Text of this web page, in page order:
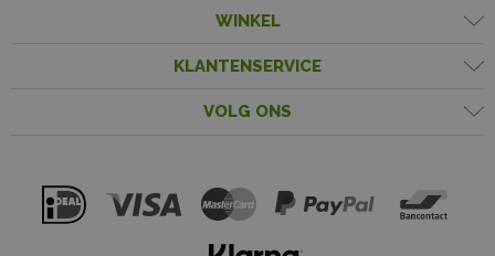
WINKEL
KLANTENSERVICE
VOLG ONS